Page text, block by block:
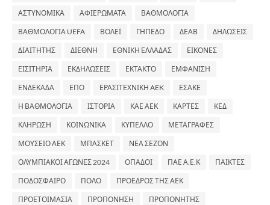
ΑΣΤΥΝΟΜΙΚΑ ΑΦΙΕΡΩΜΑΤΑ ΒΑΘΜΟΛΟΓΙΑ
ΒΑΘΜΟΛΟΓΙΑ UEFA ΒΟΛΕΪ ΓΗΠΕΔΟ ΔΕΑΒ ΔΗΛΩΣΕΙΣ
ΔΙΑΙΤΗΤΗΣ ΔΙΕΘΝΗ ΕΘΝΙΚΗ ΕΛΛΑΔΑΣ ΕΙΚΟΝΕΣ
ΕΙΣΙΤΗΡΙΑ ΕΚΔΗΛΩΣΕΙΣ ΕΚΤΑΚΤΟ ΕΜΦΑΝΙΣΗ
ΕΝΔΕΚΑΔΑ ΕΠΟ ΕΡΑΣΙΤΕΧΝΙΚΗ AEK ΕΣΑΚΕ
Η ΒΑΘΜΟΛΟΓΙΑ ΙΣΤΟΡΙΑ ΚΑΕ ΑΕΚ ΚΑΡΤΕΣ ΚΕΔ
ΚΛΗΡΩΣΗ ΚΟΙΝΩΝΙΚΑ ΚΥΠΕΛΛΟ ΜΕΤΑΓΡΑΦΕΣ
ΜΟΥΣΕΙΟ ΑΕΚ ΜΠΑΣΚΕΤ ΝΕΑ ΣΕΖΟΝ
ΟΛΥΜΠΙΑΚΟΙ ΑΓΩΝΕΣ 2024 ΟΠΑΔΟΙ ΠΑΕ Α.Ε.Κ ΠΑΙΚΤΕΣ
ΠΟΔΟΣΦΑΙΡΟ ΠΟΛΟ ΠΡΟΕΔΡΟΣ ΤΗΣ ΑΕΚ
ΠΡΟΕΤΟΙΜΑΣΙΑ ΠΡΟΠΟΝΗΣΗ ΠΡΟΠΟΝΗΤΗΣ